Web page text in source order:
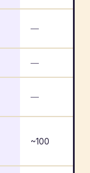
—
—
—
~100